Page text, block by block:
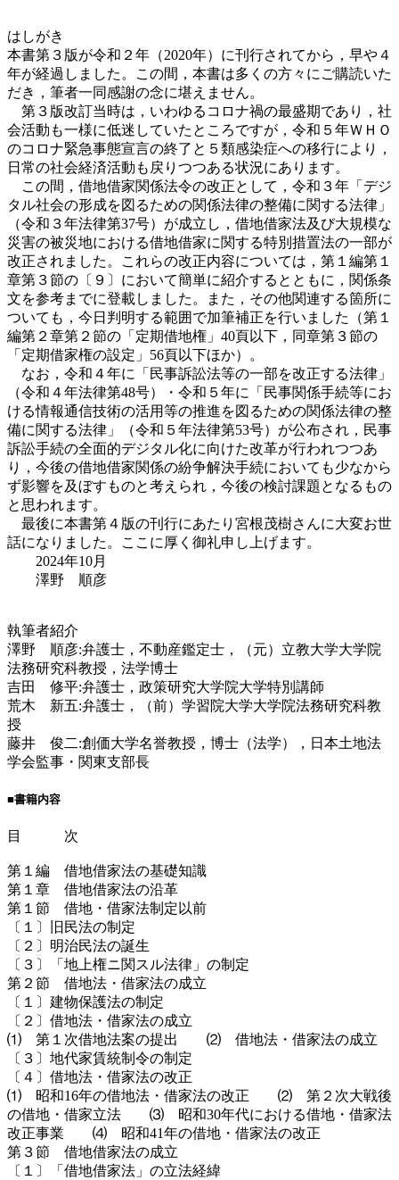
はしがき
本書第３版が令和２年（2020年）に刊行されてから，早や４
年が経過しました。この間，本書は多くの方々にご購読いた
だき，筆者一同感謝の念に堪えません。
第３版改訂当時は，いわゆるコロナ禍の最盛期であり，社
会活動も一様に低迷していたところですが，令和５年ＷＨＯ
のコロナ緊急事態宣言の終了と５類感染症への移行により，
日常の社会経済活動も戻りつつある状況にあります。
この間，借地借家関係法令の改正として，令和３年「デジ
タル社会の形成を図るための関係法律の整備に関する法律」
（令和３年法律第37号）が成立し，借地借家法及び大規模な
災害の被災地における借地借家に関する特別措置法の一部が
改正されました。これらの改正内容については，第１編第１
章第３節の〔９〕において簡単に紹介するとともに，関係条
文を参考までに登載しました。また，その他関連する箇所に
ついても，今日判明する範囲で加筆補正を行いました（第１
編第２章第２節の「定期借地権」40頁以下，同章第３節の
「定期借家権の設定」56頁以下ほか）。
なお，令和４年に「民事訴訟法等の一部を改正する法律」
（令和４年法律第48号）・令和５年に「民事関係手続等にお
ける情報通信技術の活用等の推進を図るための関係法律の整
備に関する法律」（令和５年法律第53号）が公布され，民事
訴訟手続の全面的デジタル化に向けた改革が行われつつあ
り，今後の借地借家関係の紛争解決手続においても少なから
ず影響を及ぼすものと考えられ，今後の検討課題となるもの
と思われます。
最後に本書第４版の刊行にあたり宮根茂樹さんに大変お世
話になりました。ここに厚く御礼申し上げます。
2024年10月
澤野 順彦
執筆者紹介
澤野 順彦:弁護士，不動産鑑定士，（元）立教大学大学院
法務研究科教授，法学博士
吉田 修平:弁護士，政策研究大学院大学特別講師
荒木 新五:弁護士，（前）学習院大学大学院法務研究科教
授
藤井 俊二:創価大学名誉教授，博士（法学），日本土地法
学会監事・関東支部長
■書籍内容
目 次
第１編 借地借家法の基礎知識
第１章 借地借家法の沿革
第１節 借地・借家法制定以前
〔１〕旧民法の制定
〔２〕明治民法の誕生
〔３〕「地上権ニ関スル法律」の制定
第２節 借地法・借家法の成立
〔１〕建物保護法の制定
〔２〕借地法・借家法の成立
⑴ 第１次借地法案の提出 ⑵ 借地法・借家法の成立
〔３〕地代家賃統制令の制定
〔４〕借地法・借家法の改正
⑴ 昭和16年の借地法・借家法の改正 ⑵ 第２次大戦後
の借地・借家立法 ⑶ 昭和30年代における借地・借家法
改正事業 ⑷ 昭和41年の借地・借家法の改正
第３節 借地借家法の成立
〔１〕「借地借家法」の立法経緯